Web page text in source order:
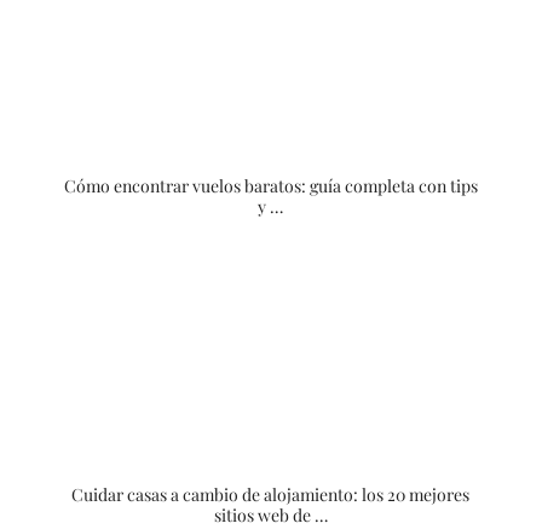
Cómo encontrar vuelos baratos: guía completa con tips
y …
Cuidar casas a cambio de alojamiento: los 20 mejores
sitios web de …